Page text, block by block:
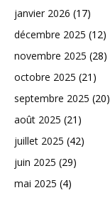
janvier 2026 (17)
décembre 2025 (12)
novembre 2025 (28)
octobre 2025 (21)
septembre 2025 (20)
août 2025 (21)
juillet 2025 (42)
juin 2025 (29)
mai 2025 (4)